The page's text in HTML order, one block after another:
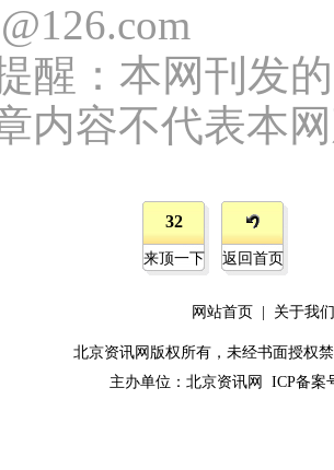
醒：本网刊发
内容不代表本
32
来顶一下 返回首页
网站首页 关于我们
北京资讯网版权所有，未经书面授权
主办单位： 北京资讯网 ICP备案